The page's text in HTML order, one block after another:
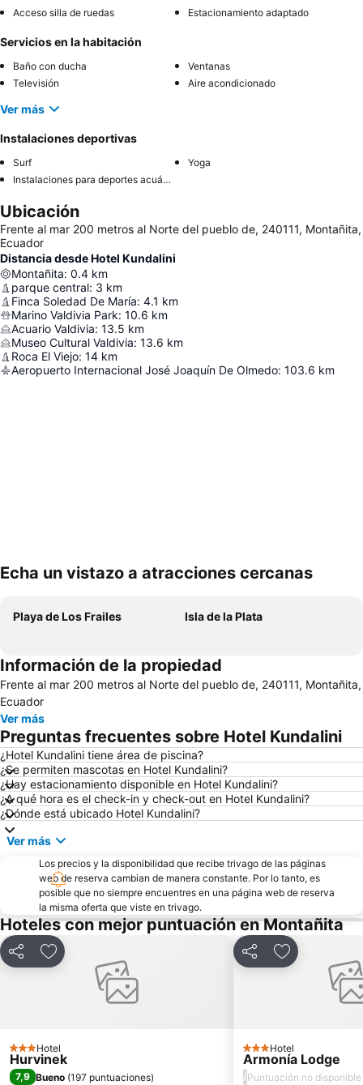
Acceso silla de ruedas Estacionamiento adaptado
Servicios en la habitación
Baño con ducha
Ventanas
Televisión
Aire acondicionado
Ver más
Instalaciones deportivas
Surf
Yoga
Instalaciones para deportes acuáticos
Ubicación
Frente al mar 200 metros al Norte del pueblo de, 240111, Montañita,
Ecuador
Distancia desde Hotel Kundalini
Montañita: 0.4 km
parque central: 3 km
Finca Soledad De María: 4.1 km
Marino Valdivia Park: 10.6 km
Acuario Valdivia: 13.5 km
Museo Cultural Valdivia: 13.6 km
Roca El Viejo: 14 km
Aeropuerto Internacional José Joaquín De Olmedo: 103.6 km
Echa un vistazo a atracciones cercanas
Playa de Los Frailes Isla de la Plata
Información de la propiedad
Frente al mar 200 metros al Norte del pueblo de, 240111, Montañita,
Ecuador
Ver más
Preguntas frecuentes sobre Hotel Kundalini
¿Hotel Kundalini tiene área de piscina?
¿Se permiten mascotas en Hotel Kundalini?
¿Hay estacionamiento disponible en Hotel Kundalini?
¿A qué hora es el check-in y check-out en Hotel Kundalini?
¿Dónde está ubicado Hotel Kundalini?
Ver más
Los precios y la disponibilidad que recibe trivago de las páginas
web de reserva cambian de manera constante. Por lo tanto, es
posible que no siempre encuentres en una página web de reserva
la misma oferta que viste en trivago.
Hoteles con mejor puntuación en Montañita
CompartirAgregar a favoritos
3 Estrellas
Hotel
Hurvinek
7,9 Bueno (197 puntuaciones)
CompartirAgregar a
3 Estrellas
Hotel
Armonía Lodge
/Puntuación no disponible